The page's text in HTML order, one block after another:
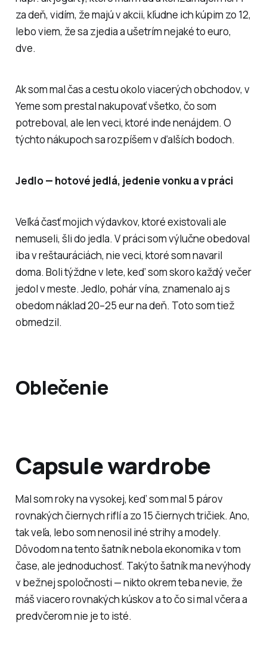
za deň, vidím, že majú v akcii, kľudne ich kúpim zo 12,
lebo viem, že sa zjedia a ušetrím nejaké to euro,
dve.
Ak som mal čas a cestu okolo viacerých obchodov, v
Yeme som prestal nakupovať všetko, čo som
potreboval, ale len veci, ktoré inde nenájdem. O
týchto nákupoch sa rozpíšem v ďalších bodoch.
Jedlo — hotové jedlá, jedenie vonku a v práci
Veľká časť mojich výdavkov, ktoré existovali ale
nemuseli, šli do jedla. V práci som výlučne obedoval
iba v reštauráciách, nie veci, ktoré som navaril
doma. Boli týždne v lete, keď som skoro každý večer
jedol v meste. Jedlo, pohár vína, znamenalo aj s
obedom náklad 20–25 eur na deň. Toto som tiež
obmedzil.
Oblečenie
Capsule wardrobe
Mal som roky na vysokej, keď som mal 5 párov
rovnakých čiernych riflí a zo 15 čiernych tričiek. Ano,
tak veľa, lebo som nenosil iné strihy a modely.
Dôvodom na tento šatník nebola ekonomika v tom
čase, ale jednoduchosť. Takýto šatník ma nevýhody
v bežnej spoločnosti — nikto okrem teba nevie, že
máš viacero rovnakých kúskov a to čo si mal včera a
predvčerom nie je to isté.